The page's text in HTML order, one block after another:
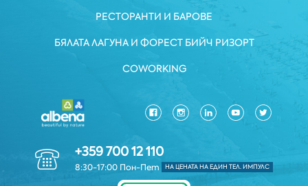
РЕСТОРАНТИ И БАРОВЕ
БЯЛАТА ЛАГУНА И ФОРЕСТ БИЙЧ РИЗОРТ
COWORKING
+359 700 12 110
8:30-17:00 Пон-Пет НА ЦЕНАТА НА ЕДИН ТЕЛ. ИМПУЛС